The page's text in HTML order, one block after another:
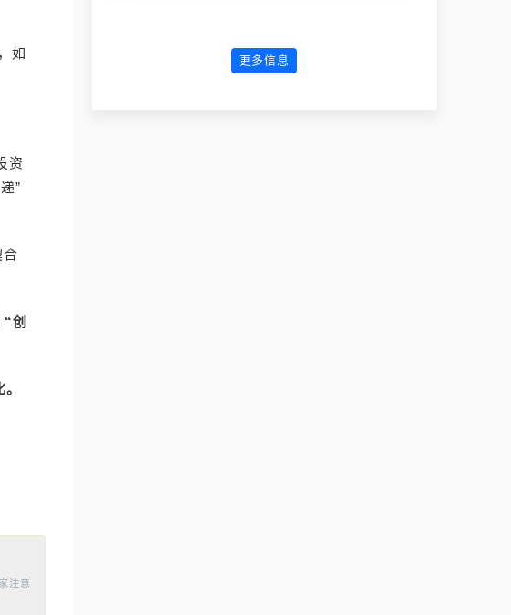
如
资
”
合
创
注意
更多信息